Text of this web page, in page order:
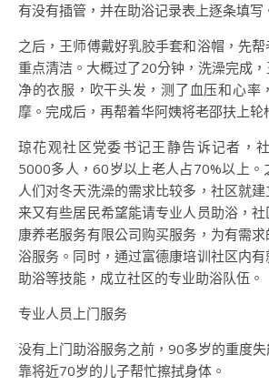
有没有插管，并在助浴记录表上逐条填写
之后，王师傅戴好乳胶手套和浴帽，先
重点清洁。大概过了20分钟，洗澡完成
净的衣服，吹干头发，测了血压和心率
摩。完成后，再帮着华阿姨将老邵扶上轮
琼花观社区党委书记王静告诉记者，
5000多人，60岁以上老人占70%以上。
人们对冬天洗澡的需求比较多，社区就
来又有些居民希望能请专业人员助浴，
康养老服务有限公司购买服务，为有需
浴服务。同时，通过富德康培训社区内
助浴等技能，成立社区的专业助浴队伍。
专业人员上门服务
没有上门助浴服务之前，90多岁的重度
靠将近70岁的儿子帮忙擦拭身体。